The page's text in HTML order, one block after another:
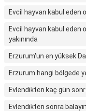
Evcil hayvan kabul eden
Evcil hayvan kabul eden
yakınında
Erzurum'un en yüksek
Erzurum hangi bölgede
Evlendikten kaç gün
Evlendikten sonra